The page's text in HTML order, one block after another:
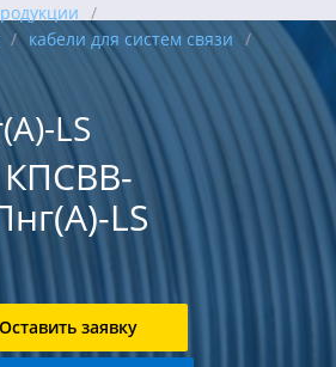
кабели для систем связи
LS
КПСВВ-
LS
Оставить заявку